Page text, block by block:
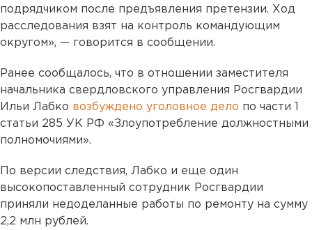
подрядчиком после предъявления претензии. Ход
расследования взят на контроль командующим
округом», — говорится в сообщении.
Ранее сообщалось, что в отношении заместителя
начальника свердловского управления Росгвардии
Ильи Лабко возбуждено уголовное дело по части 1
статьи 285 УК РФ «Злоупотребление должностными
полномочиями».
По версии следствия, Лабко и еще один
высокопоставленный сотрудник Росгвардии
приняли недоделанные работы по ремонту на сумму
2,2 млн рублей.